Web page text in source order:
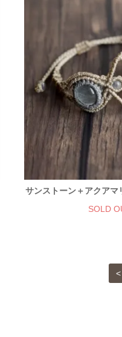
サンストーン＋アクアマ
SOLD
<